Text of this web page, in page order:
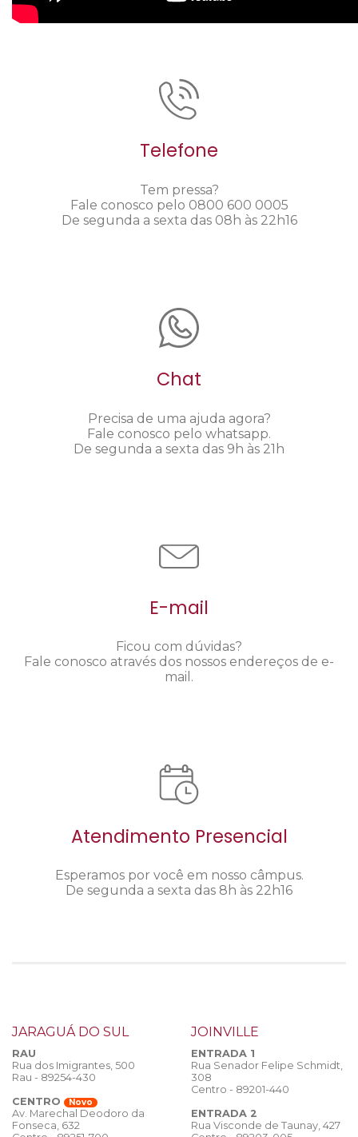
Telefone
Tem pressa?
Fale conosco pelo 0800 600 0005
De segunda a sexta das 08h às 22h16
Chat
Precisa de uma ajuda agora?
Fale conosco pelo whatsapp.
De segunda a sexta das 9h às 21h
E-mail
Ficou com dúvidas?
Fale conosco através dos nossos endereços de e-
mail.
Atendimento Presencial
Esperamos por você em nosso câmpus.
De segunda a sexta das 8h às 22h16
JARAGUÁ DO SUL
RAU
Rua dos Imigrantes, 500
Rau - 89254-430
CENTRO
Novo
Av. Marechal Deodoro da
Fonseca, 632
JOINVILLE
ENTRADA 1
Rua Senador Felipe Schmidt,
308
Centro - 89201-440
ENTRADA 2
Rua Visconde de Taunay, 427